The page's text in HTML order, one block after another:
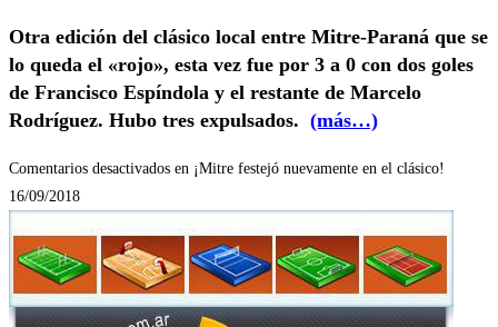
Otra edición del clásico local entre Mitre-Paraná que se
lo queda el «rojo», esta vez fue por 3 a 0 con dos goles
de Francisco Espíndola y el restante de Marcelo
Rodríguez. Hubo tres expulsados. (más…)
Comentarios desactivados en ¡Mitre festejó nuevamente en el clásico!
16/09/2018